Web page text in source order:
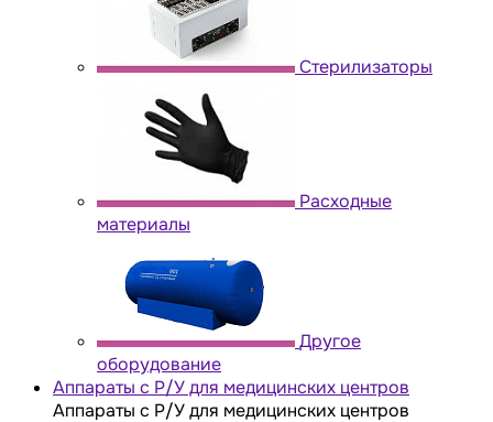
Стерилизаторы
Расходные
материалы
Другое
оборудование
Аппараты с Р/У для медицинских центров
Аппараты с Р/У для медицинских центров